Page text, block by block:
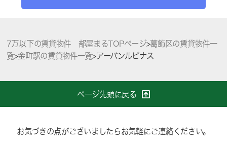
7万以下の賃貸物件 部屋まるTOPページ>葛飾区の賃貸物件一
覧>金町駅の賃貸物件一覧>アーバンルピナス
ページ先頭に戻る
お気づきの点がございましたらお気軽にご連絡ください。